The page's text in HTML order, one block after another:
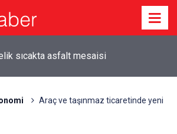
sıcakta asfalt mesaisi
Araç ve taşınmaz ticaretinde yeni